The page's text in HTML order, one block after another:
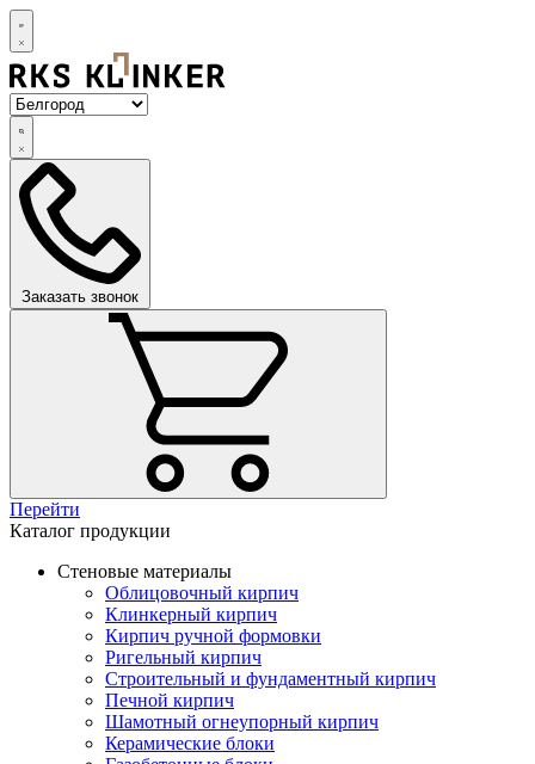
Заказать звонок
Перейти
Каталог продукции
Стеновые материалы
Облицовочный кирпич
Клинкерный кирпич
Кирпич ручной формовки
Ригельный кирпич
Строительный и фундаментный кирпич
Печной кирпич
Шамотный огнеупорный кирпич
Керамические блоки